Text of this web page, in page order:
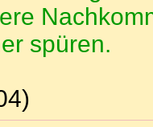
spüren.